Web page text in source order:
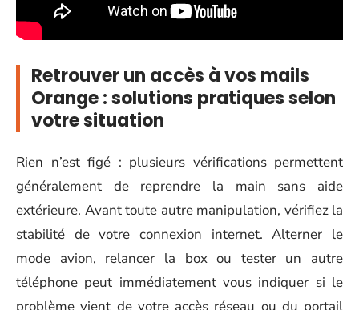
Retrouver un accès à vos mails
Orange : solutions pratiques selon
votre situation
Rien n’est figé : plusieurs vérifications permettent
généralement de reprendre la main sans aide
extérieure. Avant toute autre manipulation, vérifiez la
stabilité de votre connexion internet. Alterner le
mode avion, relancer la box ou tester un autre
téléphone peut immédiatement vous indiquer si le
problème vient de votre accès réseau ou du portail